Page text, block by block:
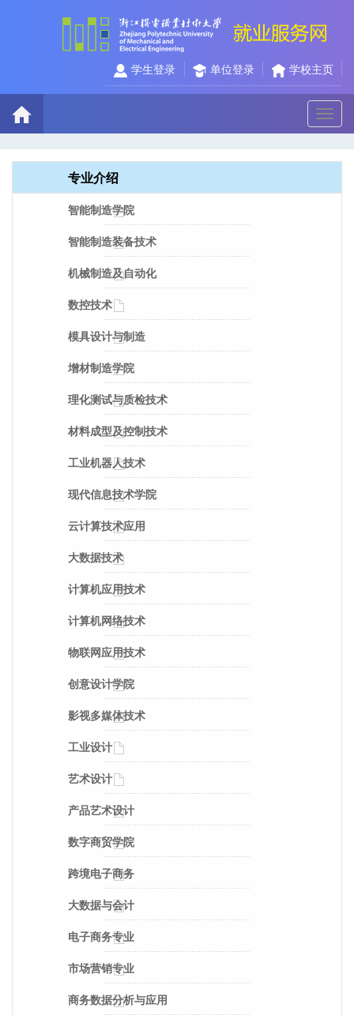
学生登录 单位登录 学校主页
切
换
导
航
专业介绍
智能制造学院
智能制造装备技术
机械制造及自动化
数控技术
模具设计与制造
增材制造学院
理化测试与质检技术
材料成型及控制技术
工业机器人技术
现代信息技术学院
云计算技术应用
大数据技术
计算机应用技术
计算机网络技术
物联网应用技术
创意设计学院
影视多媒体技术
工业设计
艺术设计
产品艺术设计
数字商贸学院
跨境电子商务
大数据与会计
电子商务专业
市场营销专业
商务数据分析与应用